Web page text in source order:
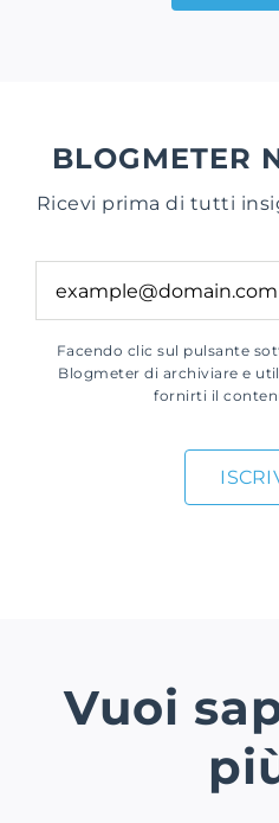
BLOGMETER
Ricevi prima di tutti
Facendo clic sul pulsante
Blogmeter di archiviare e
fornirti il
Vuoi